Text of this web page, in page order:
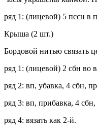
ряд 1: (лицевой) 5 пссн в
Крыша (2 шт.)
Бордовой нитью связать
ряд 1: (лицевой) 2 сбн во
ряд 2: вп, убавка, 4 сбн,
ряд 3: вп, прибавка, 4 сбн,
ряд 4: вязать как 2-й.